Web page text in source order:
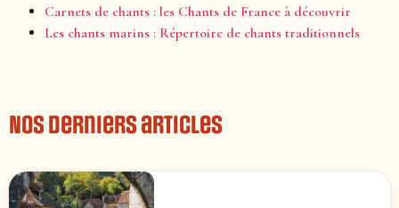
Carnets de chants : les Chants de France à découvrir
Les chants marins : Répertoire de chants traditionnels
Nos derniers articles